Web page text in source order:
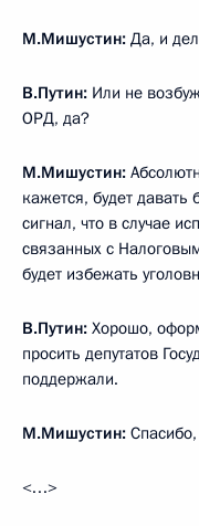
М.Мишустин: Да, и
В.Путин: Или не
ОРД, да?
М.Мишустин:
кажется, будет давать
сигнал, что в случае
связанных с
будет избежать
В.Путин: Хорошо,
просить депутатов
поддержали.
М.Мишустин:
<…>